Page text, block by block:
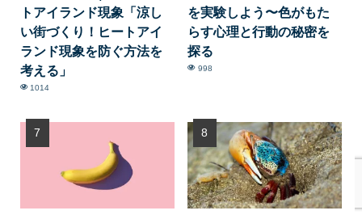
トアイランド現象「涼し
い街づくり！ヒートアイ
ランド現象を防ぐ方法を
考える」
1014
を実験しよう〜色がもた
らす心理と行動の秘密を
探る
998